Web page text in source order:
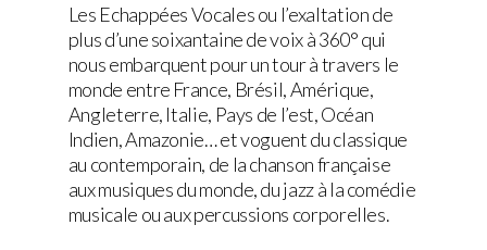
Les Echappées Vocales ou l’exaltation de
plus d’une soixantaine de voix à 360° qui
nous embarquent pour un tour à travers le
monde entre France, Brésil, Amérique,
Angleterre, Italie, Pays de l’est, Océan
Indien, Amazonie… et voguent du classique
au contemporain, de la chanson française
aux musiques du monde, du jazz à la comédie
musicale ou aux percussions corporelles.